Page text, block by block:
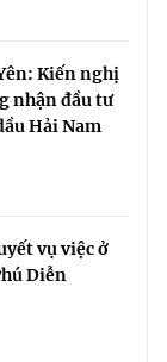
Kiến nghị
nhận đầu tư
Hải Nam
vụ việc ở
Diễn